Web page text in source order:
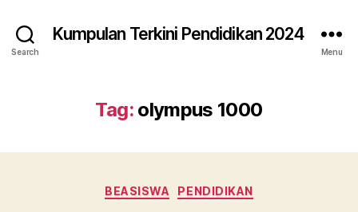
Search
Kumpulan Terkini Pendidikan 2024
Menu
Tag: olympus 1000
Categories
BEASISWA PENDIDIKAN